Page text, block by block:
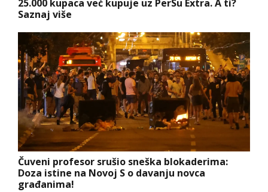
25.000 kupaca već kupuje uz PerSu Extra. A ti?
Saznaj više
Čuveni profesor srušio sneška blokaderima:
Doza istine na Novoj S o davanju novca
građanima!